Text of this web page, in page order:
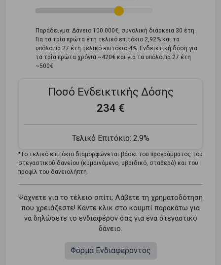
Παράδειγμα: Δάνειο 100.000€, συνολική διάρκεια 30 έτη.
Για τα τρία πρώτα έτη τελικό επιτόκιο 2,92% και τα
υπόλοιπα 27 έτη τελικό επιτόκιο 4%. Ενδεικτική δόση για
τα τρία πρώτα χρόνια ~420€ και για τα υπόλοιπα 27 έτη
~500€
Ποσό Ενδεικτικής Δόσης
234 €
Τελικό Επιτόκιο: 2.9%
*Tο τελικό επιτόκιο διαμορφώνεται βάσει του προγράμματος του
στεγαστικού δανείου (κυμαινόμενο, υβριδικό, σταθερό) και του
προφίλ του δανειολήπτη.
Ψάχνετε για το τέλειο σπίτι; Λάβετε τη χρηματοδότηση
που χρειάζεστε! Κάντε κλικ στο κουμπί παρακάτω για
να δηλώσετε το ενδιαφέρον σας για ένα στεγαστικό
δάνειο.
Φόρμα Ενδιαφέροντος